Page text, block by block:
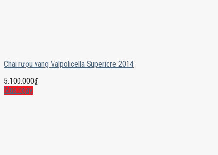
Chai rượu vang Valpolicella Superiore 2014
5.100.000₫
Mua ngay